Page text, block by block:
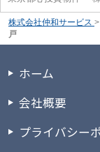
株式会社仲和サービス >
戸
ホーム
会社概要
プライバシー